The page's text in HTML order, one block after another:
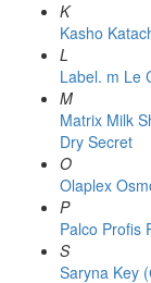
K
Kasho
L
Label. m Le
M
Matrix Milk
Dry Secret
O
Olaplex
P
Palco Profis
S
Saryna Key